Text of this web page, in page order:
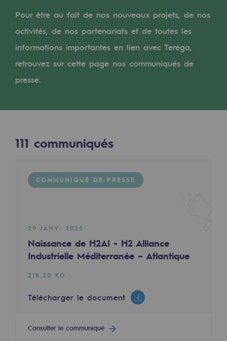
Transversalité et Collaboratif
Notre culture et nos valeurs
Une organisation certifiée
Notre organisation
Indicateurs
Où nous trouver
Les énergies d'avenir
Notre vision
Gaz renouvelables et procédés durables
Gaz renouvelables et procédés
Pour être au fait de nos nouveaux projets, de nos
activités, de nos partenariats et de toutes les
informations importantes en lien avec Teréga,
retrouvez sur cette page nos communiqués de
presse.
111 communiqués
COMMUNIQUÉ DE PRESSE
29 JANV. 2026
Naissance de H2AI - H2 Alliance
Industrielle Méditerranée – Atlantique
218.30 KO
Télécharger le document
Consulter le communiqué